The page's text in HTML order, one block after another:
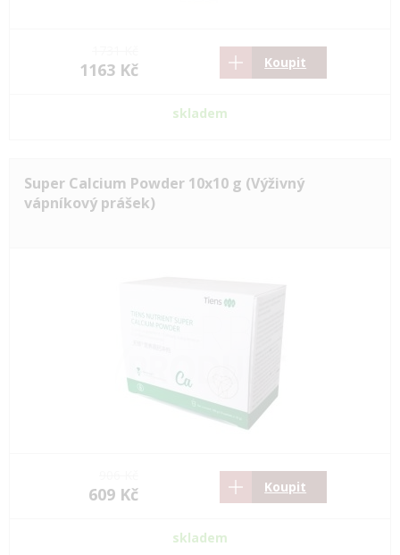
1163 Kč Koupit
skladem
Super Calcium Powder 10x10 g (Výživný
vápníkový prášek)
609 Kč Koupit
skladem